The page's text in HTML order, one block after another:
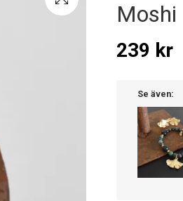
Moshi
239 kr
Se även: